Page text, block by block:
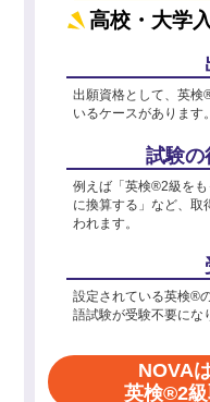
高校・大学
出願資格として、英検
いるケースがあります。
試験の
例えば「英検®2級を
に換算する」など、取
われます。
設定されている英検®
語試験が受験不要にな
NOVA
英検®2